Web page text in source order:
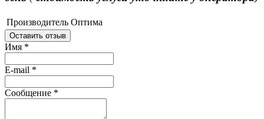
Производитель Оптима
Оставить отзыв
Имя *
E-mail *
Сообщение *